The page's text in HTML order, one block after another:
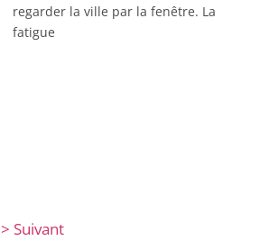
regarder la ville par la fenêtre. La
fatigue
> Suivant